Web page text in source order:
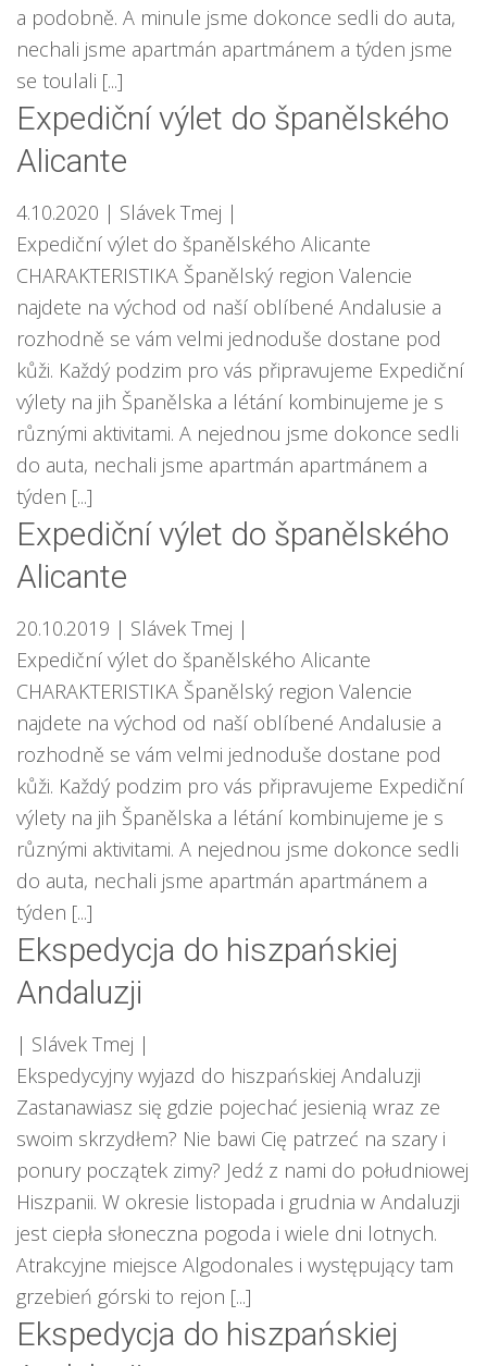
a podobně. A minule jsme dokonce sedli do auta,
nechali jsme apartmán apartmánem a týden jsme
se toulali [...]
Expediční výlet do španělského
Alicante
4.10.2020 | Slávek Tmej |
Expediční výlet do španělského Alicante
CHARAKTERISTIKA Španělský region Valencie
najdete na východ od naší oblíbené Andalusie a
rozhodně se vám velmi jednoduše dostane pod
kůži. Každý podzim pro vás připravujeme Expediční
výlety na jih Španělska a létání kombinujeme je s
různými aktivitami. A nejednou jsme dokonce sedli
do auta, nechali jsme apartmán apartmánem a
týden [...]
Expediční výlet do španělského
Alicante
20.10.2019 | Slávek Tmej |
Expediční výlet do španělského Alicante
CHARAKTERISTIKA Španělský region Valencie
najdete na východ od naší oblíbené Andalusie a
rozhodně se vám velmi jednoduše dostane pod
kůži. Každý podzim pro vás připravujeme Expediční
výlety na jih Španělska a létání kombinujeme je s
různými aktivitami. A nejednou jsme dokonce sedli
do auta, nechali jsme apartmán apartmánem a
týden [...]
Ekspedycja do hiszpańskiej
Andaluzji
| Slávek Tmej |
Ekspedycyjny wyjazd do hiszpańskiej Andaluzji
Zastanawiasz się gdzie pojechać jesienią wraz ze
swoim skrzydłem? Nie bawi Cię patrzeć na szary i
ponury początek zimy? Jedź z nami do południowej
Hiszpanii. W okresie listopada i grudnia w Andaluzji
jest ciepła słoneczna pogoda i wiele dni lotnych.
Atrakcyjne miejsce Algodonales i występujący tam
grzebień górski to rejon [...]
Ekspedycja do hiszpańskiej